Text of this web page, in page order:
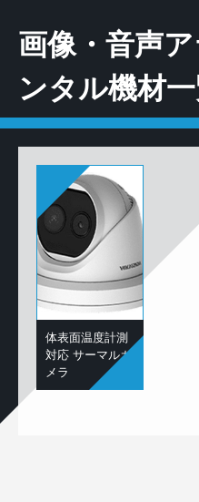
画像・音声
ンタル機材
体表面温度計測
対応 サーマルカ
メラ